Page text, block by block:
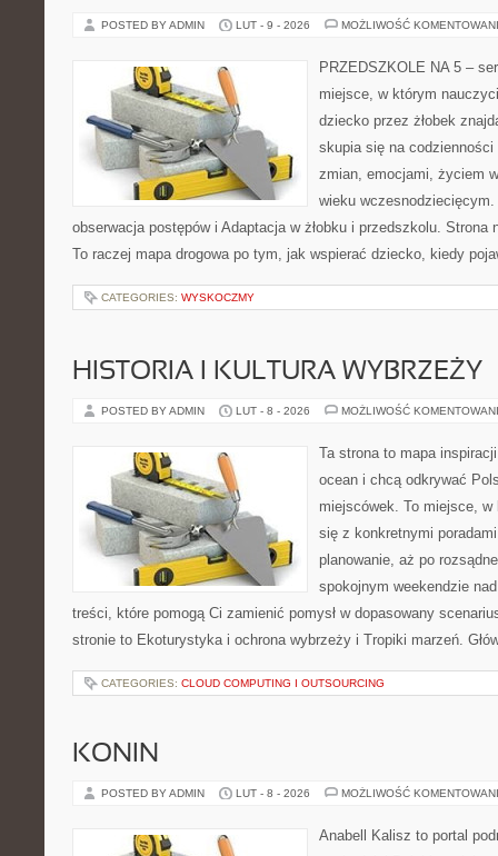
POSTED BY ADMIN LUT - 9 - 2026 MOŻLIWOŚĆ
PRZEDSZKOLE NA 5 –
miejsce, w którym
dziecko przez żłobek
skupia się na
zmian, emocjami, życiem
wieku
obserwacja postępów i Adaptacja w żłobku i przedszkolu. Strona
To raczej mapa drogowa po tym, jak wspierać dziecko, kiedy
CATEGORIES: WYSKOCZMY
HISTORIA I KULTURA WYBRZEŻY
POSTED BY ADMIN LUT - 8 - 2026 MOŻLIWOŚĆ
Ta strona to mapa
ocean i chcą odkrywać
miejscówek. To miejsce,
się z konkretnymi
planowanie, aż po
spokojnym weekendzie
treści, które pomogą Ci zamienić pomysł w dopasowany
stronie to Ekoturystyka i ochrona wybrzeży i Tropiki marzeń.
CATEGORIES: CLOUD COMPUTING I OUTSOURCING
KONIN
POSTED BY ADMIN LUT - 8 - 2026 MOŻLIWOŚĆ
Anabell Kalisz to portal